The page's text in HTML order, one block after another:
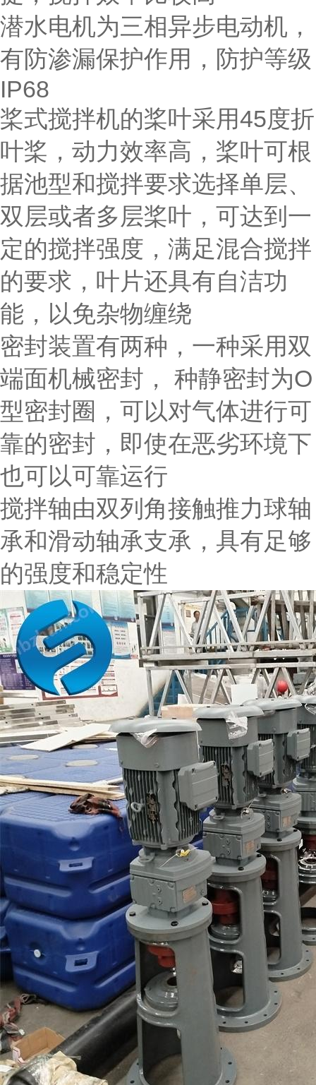
潜水电机为三相异步电动机，
有防渗漏保护作用，防护等级
IP68
桨式搅拌机的桨叶采用45度折
叶桨，动力效率高，桨叶可根
据池型和搅拌要求选择单层、
双层或者多层桨叶，可达到一
定的搅拌强度，满足混合搅拌
的要求，叶片还具有自洁功
能，以免杂物缠绕
密封装置有两种，一种采用双
端面机械密封， 种静密封为O
型密封圈，可以对气体进行可
靠的密封，即使在恶劣环境下
也可以可靠运行
搅拌轴由双列角接触推力球轴
承和滑动轴承支承，具有足够
的强度和稳定性